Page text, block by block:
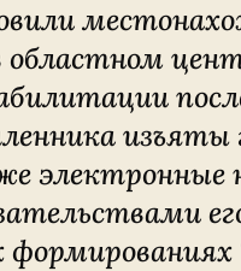
электронные
формированиях